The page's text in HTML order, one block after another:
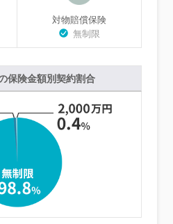
対物賠償保険
無制限
保険金額別契約割合